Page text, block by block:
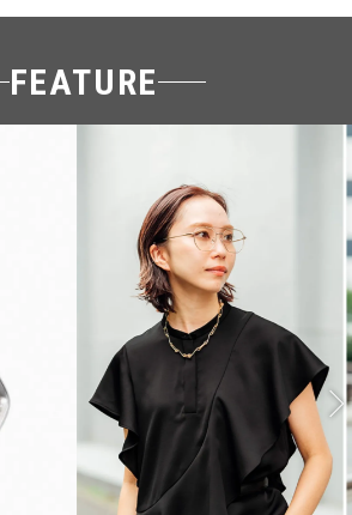
FEATURE